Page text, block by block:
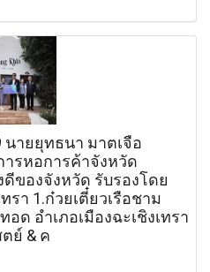
นายยุทธนา มาตเจือ
รหอการค้าจังหวัด
ดีของจังหวัด รับรองโดย
รา 1.ก๋วยเตี๋ยวเรือชาม
ด อำเภอเมืองฉะเชิงเทรา
ย์ & ค